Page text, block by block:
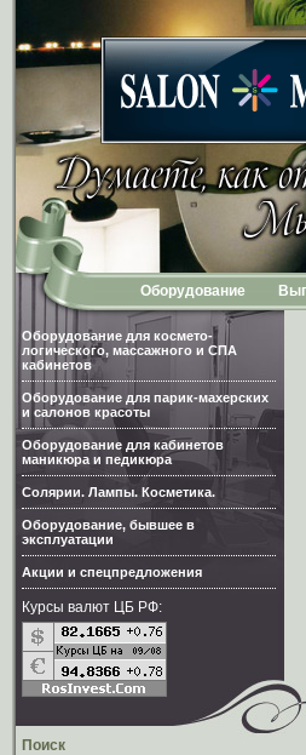
Оборудование
Оборудование для космето-
логического, массажного и СПА
кабинетов
Оборудование для парик-махерских
и салонов красоты
Оборудование для кабинетов
маникюра и педикюра
Солярии. Лампы. Косметика.
Оборудование, бывшее в
эксплуатации
Акции и спецпредложения
Курсы валют ЦБ РФ:
Поиск